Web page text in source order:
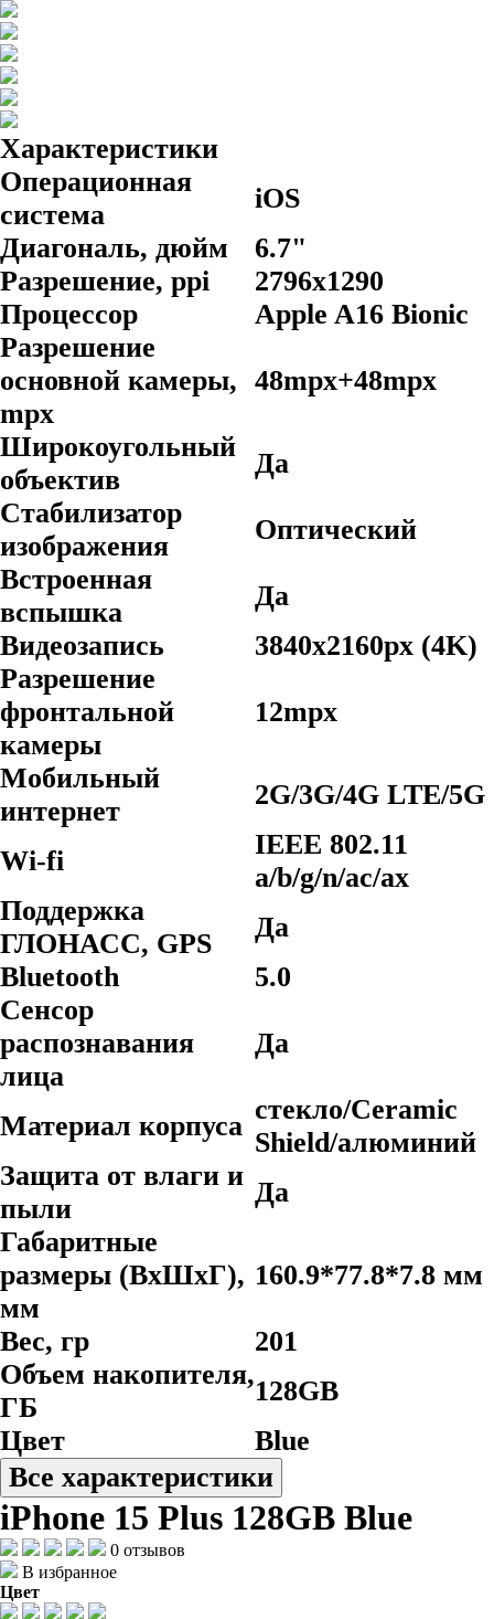
Характеристики
Операционная
система
iOS
Диагональ, дюйм
6.7"
Разрешение, ppi
2796х1290
Процессор
Apple A16 Bionic
Разрешение
основной камеры,
mpx
48mpx+48mpx
Широкоугольный
объектив
Да
Стабилизатор
изображения
Оптический
Встроенная
вспышка
Да
Видеозапись
3840x2160px (4K)
Разрешение
фронтальной
камеры
12mpx
Мобильный
интернет
2G/3G/4G LTE/5G
Wi-fi
IEEE 802.11
a/b/g/n/ac/ax
Поддержка
ГЛОНАСС, GPS
Да
Bluetooth
5.0
Сенсор
распознавания
лица
Да
Материал корпуса
стекло/Ceramic
Shield/алюминий
Защита от влаги и
пыли
Да
Габаритные
размеры (ВхШхГ),
мм
160.9*77.8*7.8 мм
Вес, гр
201
Объем накопителя,
ГБ
128GB
Цвет
Blue
Все характеристики
iPhone 15 Plus 128GB Blue
0 отзывов
В избранное
Цвет